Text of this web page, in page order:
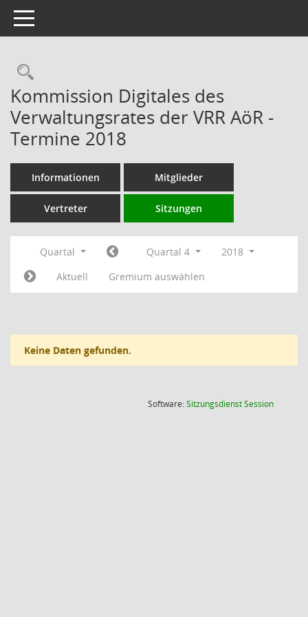
Toggle navigation
Rechercheauswahl
Kommission Digitales des
Verwaltungsrates der VRR AöR -
Termine 2018
Informationen Mitglieder
Vertreter Sitzungen
Quartal Quartal 4
2018
Aktuell
Gremium auswählen
Keine Daten gefunden.
Software:SitzungsdienstSession(Wird in